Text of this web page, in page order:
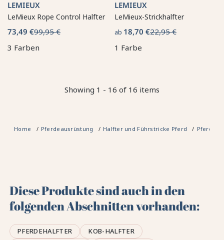
LEMIEUX
LeMieux Rope Control Halfter
73,49 €99,95 €
3 Farben
LEMIEUX
LeMieux-Strickhalfter
ab 18,70 €22,95 €
1 Farbe
Showing 1 - 16 of 16 items
Home Pferdeausrüstung Halfter und Führstricke Pferd
Diese Produkte sind auch in den
folgenden Abschnitten vorhanden:
PFERDEHALFTER
KOB-HALFTER